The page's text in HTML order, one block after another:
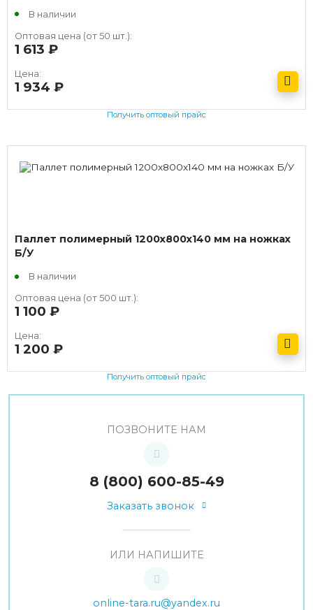
В наличии
Оптовая цена (от 50 шт.):
1 613
Цена:
1 934
Получить оптовый прайс
Паллет полимерный 1200х800х140 мм на ножках
Б/У
В наличии
Оптовая цена (от 500 шт.):
1 100
Цена:
1 200
Получить оптовый прайс
ПОЗВОНИТЕ НАМ
8 (800) 600-85-49
Заказать звонок
ИЛИ НАПИШИТЕ
online-tara.ru@yandex.ru